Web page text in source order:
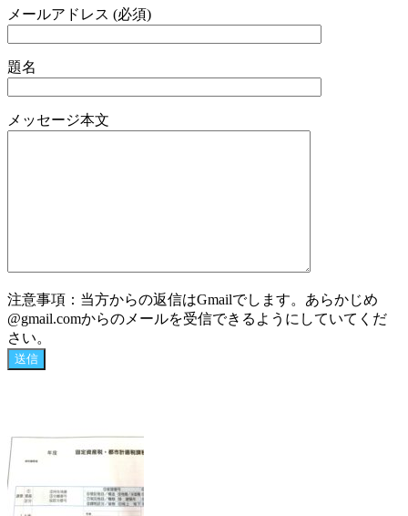
メールアドレス (必須)
題名
メッセージ本文
注意事項：当方からの返信はGmailでします。あらかじめ
@gmail.comからのメールを受信できるようにしていてくだ
さい。